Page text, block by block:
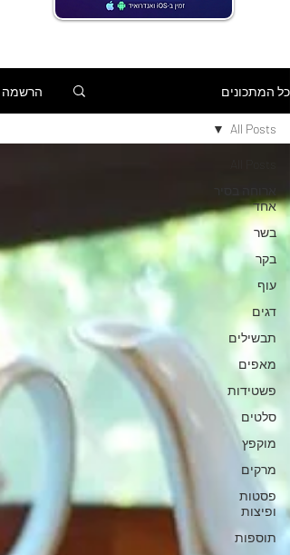
כל המתכונים הרשמה
אחד
בשר
בקר
עוף
דגים
תבשילים
מאפים
פשטידות
סלטים
מוקפץ
מרקים
פסטות
ופיצות
תוספות
All Posts